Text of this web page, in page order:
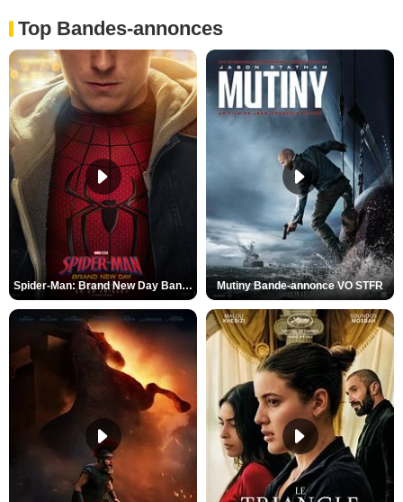
Top Bandes-annonces
Spider-Man: Brand New Day Bande-annonce VO STFR Mutiny Bande-annonce VO STFR